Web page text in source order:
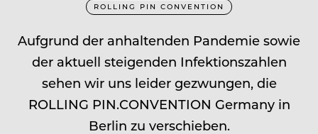
ROLLING PIN CONVENTION
Aufgrund der anhaltenden Pandemie sowie
der aktuell steigenden Infektionszahlen
sehen wir uns leider gezwungen, die
ROLLING PIN.CONVENTION Germany in
Berlin zu verschieben.